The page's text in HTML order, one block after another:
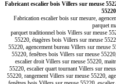
Fabricant escalier bois Villers sur meuse
55220
Fabrication escalier bois sur mesure,
parquet
parquet traditionnel bois Villers sur meuse
55220, étagères bois Villers sur meuse
55220, agencement bureau Villers sur meuse
55220, fenêtres bois Villers sur meuse
escalier droit Villers sur meuse 55220,
55220, escalier quart tournant Villers sur
55220, rangement Villers sur meuse 55220,